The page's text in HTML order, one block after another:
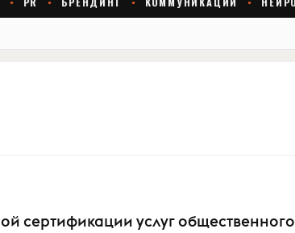
сертификации услуг общественного